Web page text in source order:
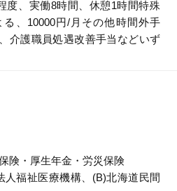
度、実働8時間、休憩1時間特殊
、10000円/月その他時間外手
介護職員処遇改善手当などいず
険・厚生年金・労災保険
人福祉医療機構、(B)北海道民間